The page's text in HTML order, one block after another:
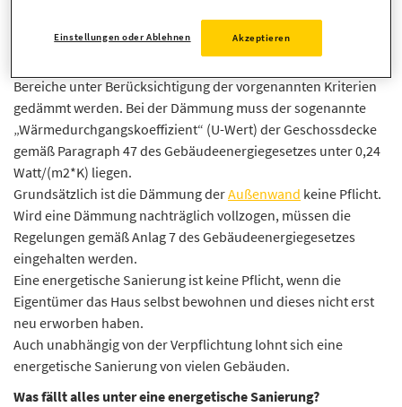
Sanierungsverpflichtung von Heizungs- und
Warmwasserleitungen. Wenn der Dachboden sowie die
Bereiche unter Berücksichtigung der vorgenannten Kriterien
gedämmt werden. Bei der Dämmung muss der sogenannte
„Wärmedurchgangskoeffizient“ (U-Wert) der Geschossdecke
gemäß Paragraph 47 des Gebäudeenergiegesetzes unter 0,24
Watt/(m2*K) liegen.
Grundsätzlich ist die Dämmung derAußenwand keine Pflicht.
Wird eine Dämmung nachträglich vollzogen, müssen die
Regelungen gemäß Anlag 7 des Gebäudeenergiegesetzes
eingehalten werden.
Eine energetische Sanierung ist keine Pflicht, wenn die
Eigentümer das Haus selbst bewohnen und dieses nicht erst
neu erworben haben.
Auch unabhängig von der Verpflichtung lohnt sich eine
energetische Sanierung von vielen Gebäuden.
Was fällt alles unter eine energetische Sanierung?
Einstellungen oder Ablehnen Akzeptieren